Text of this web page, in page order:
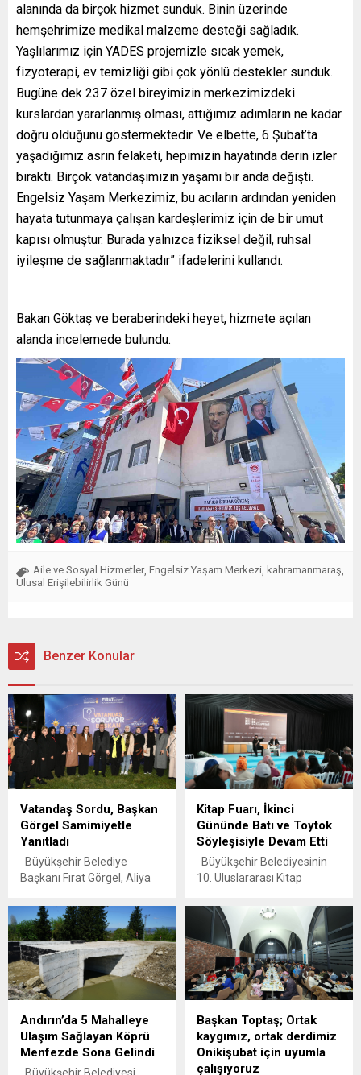
alanında da birçok hizmet sunduk. Binin üzerinde
hemşehrimize medikal malzeme desteği sağladık.
Yaşlılarımız için YADES projemizle sıcak yemek,
fizyoterapi, ev temizliği gibi çok yönlü destekler sunduk.
Bugüne dek 237 özel bireyimizin merkezimizdeki
kurslardan yararlanmış olması, attığımız adımların ne kadar
doğru olduğunu göstermektedir. Ve elbette, 6 Şubat’ta
yaşadığımız asrın felaketi, hepimizin hayatında derin izler
bıraktı. Birçok vatandaşımızın yaşamı bir anda değişti.
Engelsiz Yaşam Merkezimiz, bu acıların ardından yeniden
hayata tutunmaya çalışan kardeşlerimiz için de bir umut
kapısı olmuştur. Burada yalnızca fiziksel değil, ruhsal
iyileşme de sağlanmaktadır” ifadelerini kullandı.
Bakan Göktaş ve beraberindeki heyet, hizmete açılan
alanda incelemede bulundu.
Aile ve Sosyal Hizmetler, Engelsiz Yaşam Merkezi, kahramanmaraş,
Ulusal Erişilebilirlik Günü
Benzer Konular
Vatandaş Sordu, Başkan
Görgel Samimiyetle
Yanıtladı
Büyükşehir Belediye
Başkanı Fırat Görgel, Aliya
Bahçesi’nde düzenlenen
etkinlikte vatandaşlarla bir
araya gelerek samimi bir
atmosferde katılımcıların
sorularını yanıtladı, projeleri
ve yatırımları hakkında
Kahramanmaraş
Büyükşehir Belediye
Başkanı Fırat Görgel, şehrin
farklı noktalarında
Kitap Fuarı, İkinci
Gününde Batı ve Toytok
Söyleşisiyle Devam Etti
Büyükşehir Belediyesinin
10. Uluslararası Kitap
söyleşide okurlarla bir araya
gelen Uğur Batı ve Hakan
Toytok; toplumsal değerler,
bireysel ve toplumsal
gelişim ile birey-toplum
etkileşimi gibi pek çok
ele aldı. Kahramanmaraş
Büyükşehir Belediyesinin
düzenlediği 10. Uluslararası
Kahramanmaraş Kitap Fuarı,
Andırın’da 5 Mahalleye
Ulaşım Sağlayan Köprü
Menfezde Sona Gelindi
Başkan Toptaş; Ortak
kaygımız, ortak derdimiz
Onikişubat için uyumla
çalışıyoruz